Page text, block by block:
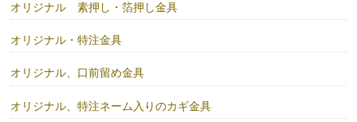
オリジナル 素押し・箔押し金具
オリジナル・特注金具
オリジナル、口前留め金具
オリジナル、特注ネーム入りのカギ金具